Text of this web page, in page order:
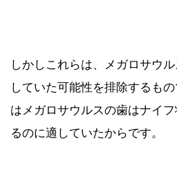
しかしこれらは、メガロサウ
していた可能性を排除するも
はメガロサウルスの歯はナイ
るのに適していたからです。